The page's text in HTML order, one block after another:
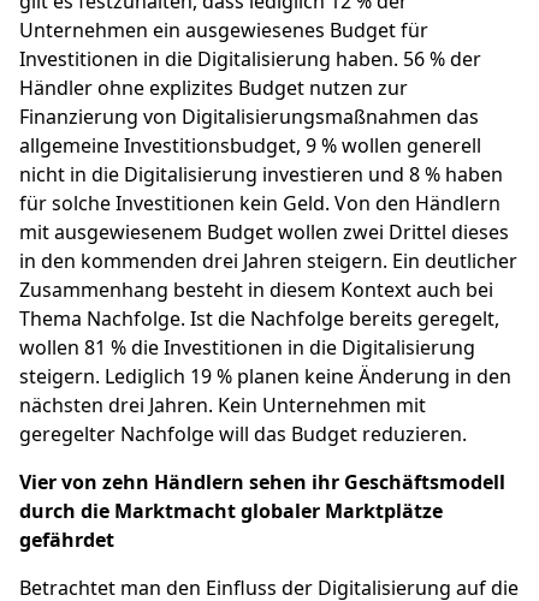
Unternehmen ein ausgewiesenes Budget für
Investitionen in die Digitalisierung haben. 56 % der
Händler ohne explizites Budget nutzen zur
Finanzierung von Digitalisierungsmaßnahmen das
allgemeine Investitionsbudget, 9 % wollen generell
nicht in die Digitalisierung investieren und 8 % haben
für solche Investitionen kein Geld. Von den Händlern
mit ausgewiesenem Budget wollen zwei Drittel dieses
in den kommenden drei Jahren steigern. Ein deutlicher
Zusammenhang besteht in diesem Kontext auch bei
Thema Nachfolge. Ist die Nachfolge bereits geregelt,
wollen 81 % die Investitionen in die Digitalisierung
steigern. Lediglich 19 % planen keine Änderung in den
nächsten drei Jahren. Kein Unternehmen mit
geregelter Nachfolge will das Budget reduzieren.
Vier von zehn Händlern sehen ihr Geschäftsmodell
durch die Marktmacht globaler Marktplätze
gefährdet
Betrachtet man den Einfluss der Digitalisierung auf die